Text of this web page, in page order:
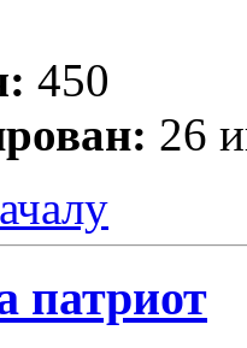
450
26
патриот